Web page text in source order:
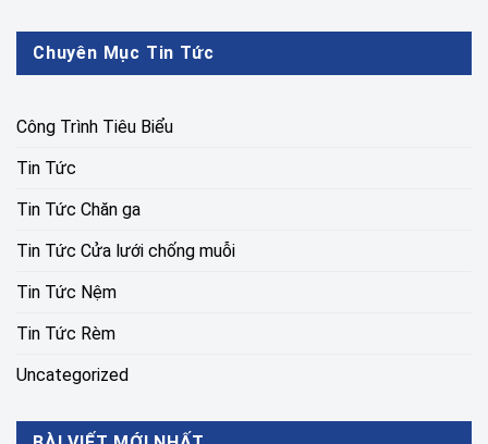
Chuyên Mục Tin Tức
Công Trình Tiêu Biểu
Tin Tức
Tin Tức Chăn ga
Tin Tức Cửa lưới chống muỗi
Tin Tức Nệm
Tin Tức Rèm
Uncategorized